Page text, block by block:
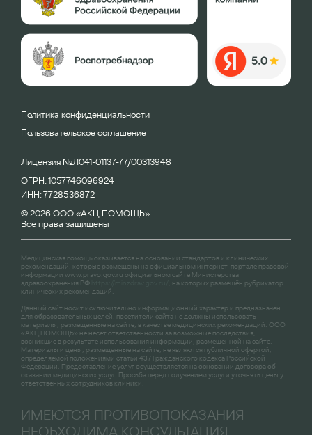
Политика конфиденциальности
Пользовательское соглашение
Лицензия №Л041-01137-77/00313948
ОГРН: 1057746096924
ИНН: 7728536872
© 2026 ООО «АКЦ ПОМОЩЬ».
Все права защищены
Медицинская помощь оказывается на основании стандартов и клинических
рекомендаций, которые размещены на официальном интернет-портале правовой
информации www.pravo.gov.ru официальном сайте Министерства
здравоохранения РФ
, на которых размещён рубрикатор
клинических рекомендаций.
Данный сайт носит исключительно информационный характер и предназначен
для образовательных целей, посетители сайта не должны использовать
материалы, размещенные на сайте, в качестве медицинских рекомендаций. ООО
«АКЦ ПОМОЩЬ» не несет ответственности за возможные последствия,
возникшие в результате использования информации, размещенной на сайте.
Материалы и цены, размещенные на сайте, не являются публичной офертой,
определяемой положениями статьи 437 Гражданского кодекса Российской
Федерации. Предоставление услуг осуществляется на основании договора об
оказании медицинских услуг. Просьба перед получением услуги уточнять цены у
ответственных сотрудников клиники.
ИМЕЮТСЯ ПРОТИВОПОКАЗАНИЯ
НЕОБХОДИМА КОНСУЛЬТАЦИЯ